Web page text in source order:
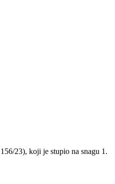
23), koji je stupio na snagu 1.